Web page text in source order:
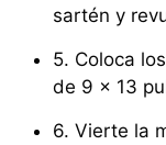
sartén y
5. Coloca
de 9 x 13
6. Vierte la